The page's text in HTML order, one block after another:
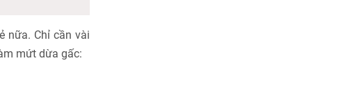
nữa. Chỉ cần vài
mứt dừa gấc: